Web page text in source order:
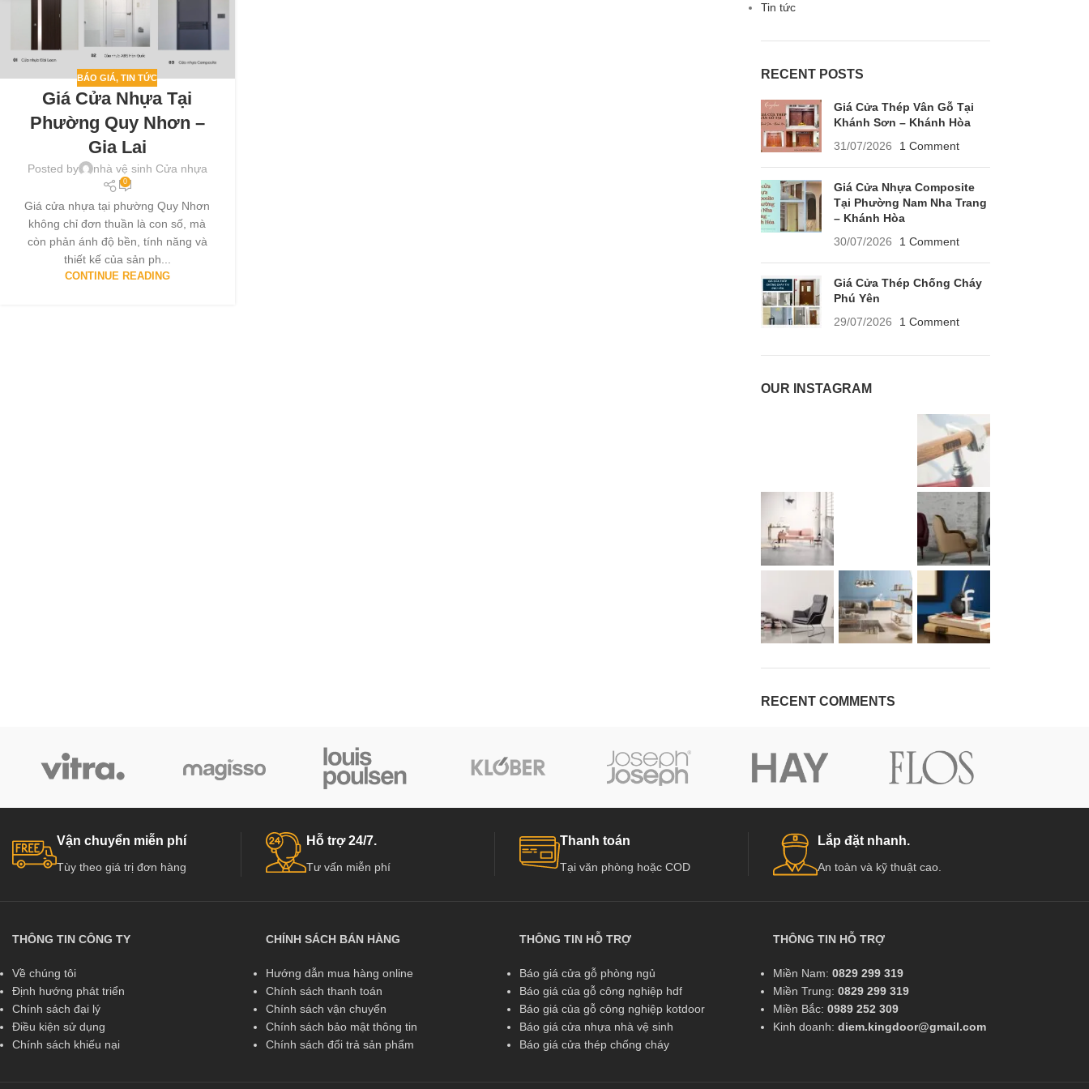
BÁO GIÁ,TIN TỨC
Giá Cửa Nhựa Tại
Phường Quy Nhơn –
Gia Lai
Posted by nhà vệ sinh Cửa nhựa
0
Giá cửa nhựa tại phường Quy Nhơn
không chỉ đơn thuần là con số, mà
còn phản ánh độ bền, tính năng và
thiết kế của sản ph...
CONTINUE READING
Tin tức
RECENT POSTS
Giá Cửa Thép Vân Gỗ Tại
Khánh Sơn – Khánh Hòa
31/07/2026
1 Comment
Giá Cửa Nhựa Composite
Tại Phường Nam Nha Trang
– Khánh Hòa
30/07/2026
1 Comment
Giá Cửa Thép Chống Cháy
Phú Yên
29/07/2026
1 Comment
OUR INSTAGRAM
RECENT COMMENTS
Vận chuyển miễn phí
Tùy theo giá trị đơn hàng
Hỗ trợ 24/7.
Tư vấn miễn phí
Thanh toán
Tại văn phòng hoặc COD
Lắp đặt nhanh.
An toàn và kỹ thuật cao.
THÔNG TIN CÔNG TY
Về chúng tôi
Định hướng phát triển
Chính sách đại lý
Điều kiện sử dụng
Chính sách khiếu nại
CHÍNH SÁCH BÁN HÀNG
Hướng dẫn mua hàng online
Chính sách thanh toán
Chính sách vận chuyển
Chính sách bảo mật thông tin
Chính sách đổi trả sản phẩm
THÔNG TIN HỖ TRỢ
Báo giá cửa gỗ phòng ngủ
Báo giá của gỗ công nghiệp hdf
Báo giá của gỗ công nghiệp kotdoor
Báo giá cửa nhựa nhà vệ sinh
Báo giá cửa thép chống cháy
THÔNG TIN HỖ TRỢ
Miền Nam: 0829 299 319
Miền Trung: 0829 299 319
Miền Bắc: 0989 252 309
Kinh doanh: diem.kingdoor@gmail.com